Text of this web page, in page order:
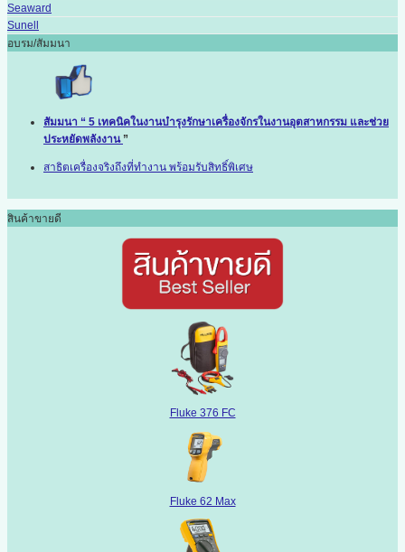
Seaward
Sunell
อบรม/สัมมนา
สัมมนา “ 5 เทคนิคในงานบำรุงรักษาเครื่องจักรในงานอุตสาหกรรม และช่วย
ประหยัดพลังงาน ”
สาธิตเครื่องจริงถึงที่ทำงาน พร้อมรับสิทธิ์พิเศษ
สินค้าขายดี
Fluke 376 FC
Fluke 62 Max